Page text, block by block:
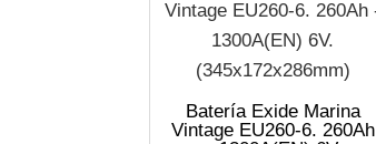
Batería Exide Marina
Vintage EU260-6. 260Ah